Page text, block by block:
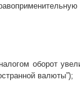
оборот
валюты”);